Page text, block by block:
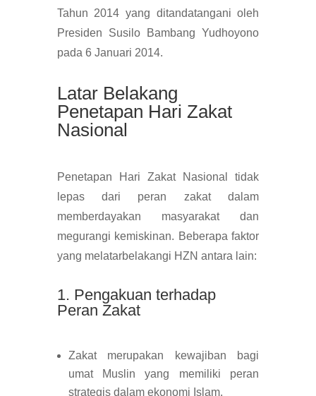
Tahun 2014 yang ditandatangani oleh
Presiden Susilo Bambang Yudhoyono
pada 6 Januari 2014.
Latar Belakang
Penetapan Hari Zakat
Nasional
Penetapan Hari Zakat Nasional tidak
lepas dari peran zakat dalam
memberdayakan masyarakat dan
megurangi kemiskinan. Beberapa faktor
yang melatarbelakangi HZN antara lain:
1. Pengakuan terhadap
Peran Zakat
Zakat merupakan kewajiban bagi
umat Muslin yang memiliki peran
strategis dalam ekonomi Islam.